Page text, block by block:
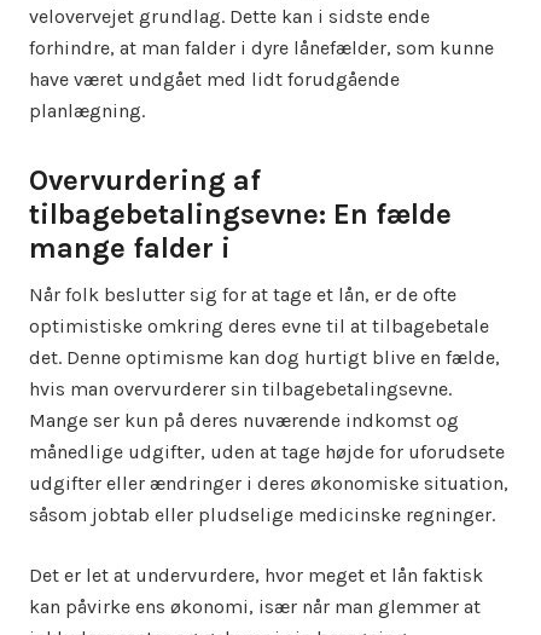
velovervejet grundlag. Dette kan i sidste ende
forhindre, at man falder i dyre lånefælder, som kunne
have været undgået med lidt forudgående
planlægning.
Overvurdering af
tilbagebetalingsevne: En fælde
mange falder i
Når folk beslutter sig for at tage et lån, er de ofte
optimistiske omkring deres evne til at tilbagebetale
det. Denne optimisme kan dog hurtigt blive en fælde,
hvis man overvurderer sin tilbagebetalingsevne.
Mange ser kun på deres nuværende indkomst og
månedlige udgifter, uden at tage højde for uforudsete
udgifter eller ændringer i deres økonomiske situation,
såsom jobtab eller pludselige medicinske regninger.
Det er let at undervurdere, hvor meget et lån faktisk
kan påvirke ens økonomi, især når man glemmer at